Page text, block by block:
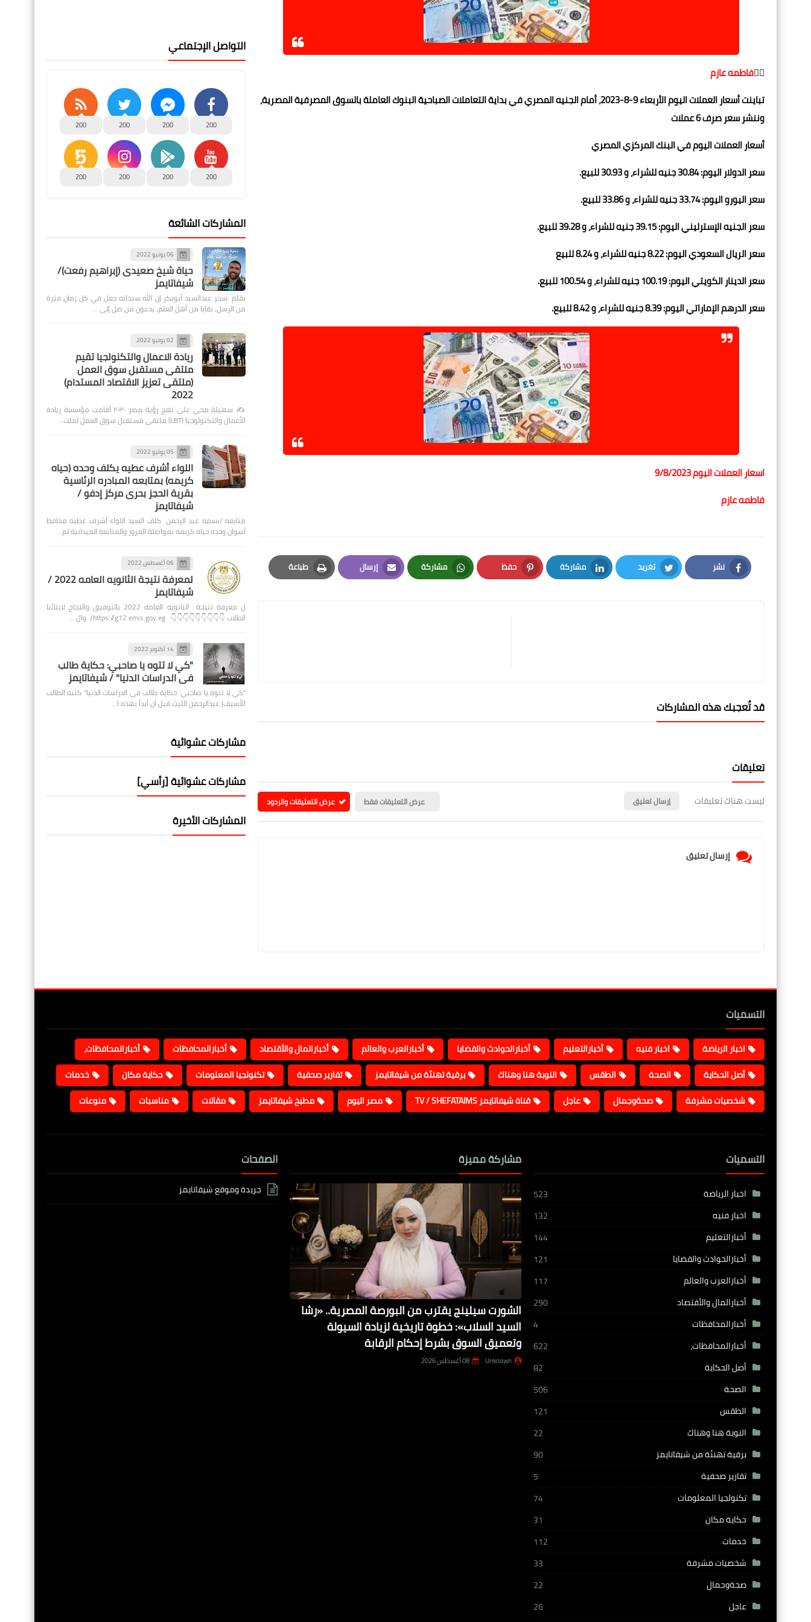
✍🏻فاطمه عازم
تباينت أسعار العملات اليوم الأربعاء 9-8-2023، أمام الجنيه المصري في بداية التعاملات الصباحية البنوك العاملة بالسوق المصرفية المصرية،
وننشر سعر صرف 6 عملات
أسعار العملات اليوم في البنك المركزي المصري
سعر الدولار اليوم: 30.84 جنيه للشراء، و 30.93 للبيع.
سعر اليورو اليوم: 33.74 جنيه للشراء، و 33.86 للبيع.
سعر الجنيه الإسترليني اليوم: 39.15 جنيه للشراء، و 39.28 للبيع.
سعر الريال السعودي اليوم: 8.22 جنيه للشراء، و 8.24 للبيع
سعر الدينار الكويتي اليوم: 100.19 جنيه للشراء، و 100.54 للبيع.
سعر الدرهم الإماراتي اليوم: 8.39 جنيه للشراء، و 8.42 للبيع.
اسعار العملات اليوم 9/8/2023
فاطمه عازم
نشر
Facebook
تغريد
Twitter
مشاركة
LinkedIn
حفظ
Pinterest
مشاركة
Whatsapp
إرسال
Email
طباعة
Print
قد تُعجبك هذه المشاركات
تعليقات
ليست هناك تعليقات إرسال تعليق عرض التعليقات فقط عرض التعليقات والردود
إرسال تعليق
التواصل الإجتماعي
200
200
200
200
200
200
200
200
المشاركات الشائعة
06 يونيو 2022
حياة شيخ صعيدى (إبراهيم رفعت)/
شيفاتايمز
بقلم :سحر عبدالسيد أبوبكر إن الله سبحانه جعل في كل زمان فترة
من الرسل، بقايا من أهل العلم، يدعون من ضل إلى …
02 يونيو 2022
ريادة الاعمال والتكنولجيا تقيم
ملتقى مستقبل سوق العمل
(ملتقى تعزيز الاقتصاد المستدام)
2022
✍️ سهيلة محي على نهج رؤية مصر ٢٠٣٠ أقامت مؤسسة ريادة
الأعمال والتكنولوجيا (LBT) ملتقى مستقبل سوق العمل (ملت…
05 يوليو 2022
اللواء أشرف عطيه يكلف وحده (حياه
كريمه) بمتابعه المبادره الرئاسية
بقرية الحجز بحرى مركز إدفو /
شيفاتايمز
متابعه /بسمه عبد الرحمن كلف السيد اللواء أشرف عطيه محافظ
أسوان وحده حياه كريمه بمواصلة المرور والمتابعة الميدانية لم…
06 أغسطس 2022
لمعرفة نتيجة الثانويه العامه 2022 /
شيفاتايمز
ل معرفة نتيجة الثانويه العامه 2022 بالتوفيق والنجاح لابنائنا
الطلاب 👇👇👇👇👇👇👇👇👇 https://g12.emis.gov.eg/ وال…
14 أكتوبر 2022
"كي لا تتوه يا صاحبي: حكاية طالب
في الدراسات الدنيا" / شيفاتايمز
"كي لا تتوه يا صاحبي: حكاية طالب في الدراسات الدنيا" كتبه الطالب
الأسيف| عبدالرحمن الليث قبل أن أبدأ بهذه ا…
مشاركات عشوائية
مشاركات عشوائية [رأسي]
المشاركات الأخيرة
التسميات
اخبار الرياضة اخبار فنيه أخبارالتعليم أخبارالحوادث والقضايا أخبارالعرب والعالم أخبارالمال والأقتصاد أخبارالمحافظات
أخبارالمحافظات،
أصل الحكاية
الصحة الطقس النوبة هنا وهناك برقية تهنئة من شيفاتايمز تقارير صحفية تكنولجيا المعلومات حكاية مكان
خدمات
شخصيات مشرفة
صحةوجمال عاجل قناة شيفاتايمز TV / SHEFATAIMS مصر اليوم مطبخ شيفاتايمز مقالات مناسبات منوعات
التسميات
اخبار الرياضة
523
اخبار فنيه
132
أخبارالتعليم
144
أخبارالحوادث والقضايا
121
أخبارالعرب والعالم
117
أخبارالمال والأقتصاد
290
أخبارالمحافظات
4
أخبارالمحافظات،
622
أصل الحكاية
82
الصحة
506
الطقس
121
النوبة هنا وهناك
22
برقية تهنئة من شيفاتايمز
90
تقارير صحفية
5
تكنولجيا المعلومات
74
حكاية مكان
31
خدمات
112
شخصيات مشرفة
33
صحةوجمال
22
عاجل
26
مشاركة مميزة
الشورت سيلينج يقترب من البورصة المصرية.. «رشا
السيد السلاب»: خطوة تاريخية لزيادة السيولة
وتعميق السوق بشرط إحكام الرقابة
Unknown 08 أغسطس 2026
الصفحات
جريدة وموقع شيفاتايمز